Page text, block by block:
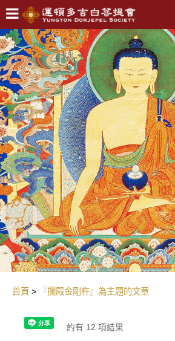
首頁 『攔殿金剛杵』為主題的文章
約有 12 項結果